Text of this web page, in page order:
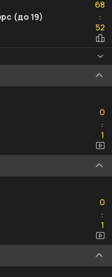
(до 19)
68
:52
52
0
:1
1
0
:1
1